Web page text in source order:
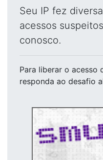
Seu IP fez
acessos
conosco.
Para liberar o acesso
responda ao desafio